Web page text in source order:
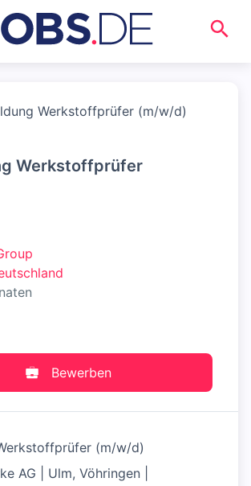
Werkstoffprüfer (m/w/d)
Werkstoffprüfer
:
Bewerben
(m/w/d)
AG | Ulm, Vöhringen |